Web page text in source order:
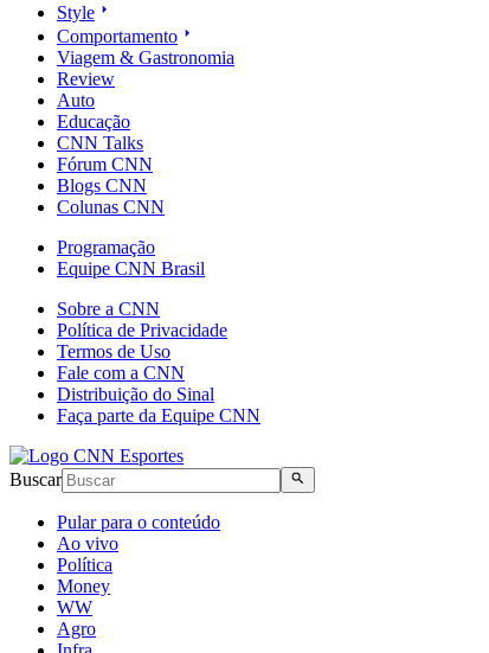
Style
Comportamento
Viagem & Gastronomia
Review
Auto
Educação
CNN Talks
Fórum CNN
Blogs CNN
Colunas CNN
Programação
Equipe CNN Brasil
Sobre a CNN
Política de Privacidade
Termos de Uso
Fale com a CNN
Distribuição do Sinal
Faça parte da Equipe CNN
Buscar
Pular para o conteúdo
Ao vivo
Política
Money
WW
Agro